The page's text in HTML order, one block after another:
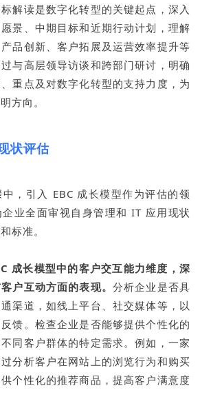
解读是数字化转型的关键起点，深入
景、中期目标和近期行动计划，理解
品创新、客户拓展及运营效率提升等
与高层领导访谈和跨部门研讨，明确
重点及对数字化转型的支持力度，为
方向。
状评估
，引入 EBC 成长模型作为评估的领
业全面审视自身管理和 IT 应用现状
标准。
成长模型中的客户交互能力维度，深
户互动方面的表现。 分析企业是否具
渠道，如线上平台、社交媒体等，以
馈。检查企业是否能够提供个性化的
同客户群体的特定需求。例如，一家
分析客户在网站上的浏览行为和购买
个性化的推荐商品，提高客户满意度